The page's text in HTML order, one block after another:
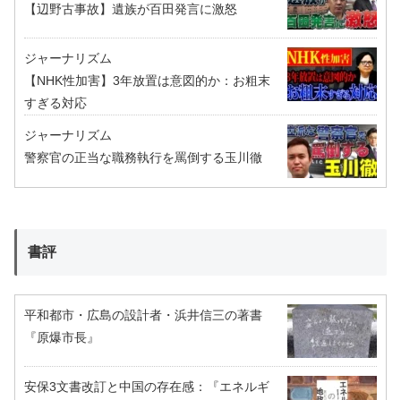
【辺野古事故】遺族が百田発言に激怒
ジャーナリズム
【NHK性加害】3年放置は意図的か：お粗末
すぎる対応
ジャーナリズム
警察官の正当な職務執行を罵倒する玉川徹
書評
平和都市・広島の設計者・浜井信三の著書
『原爆市長』
安保3文書改訂と中国の存在感：『エネルギ